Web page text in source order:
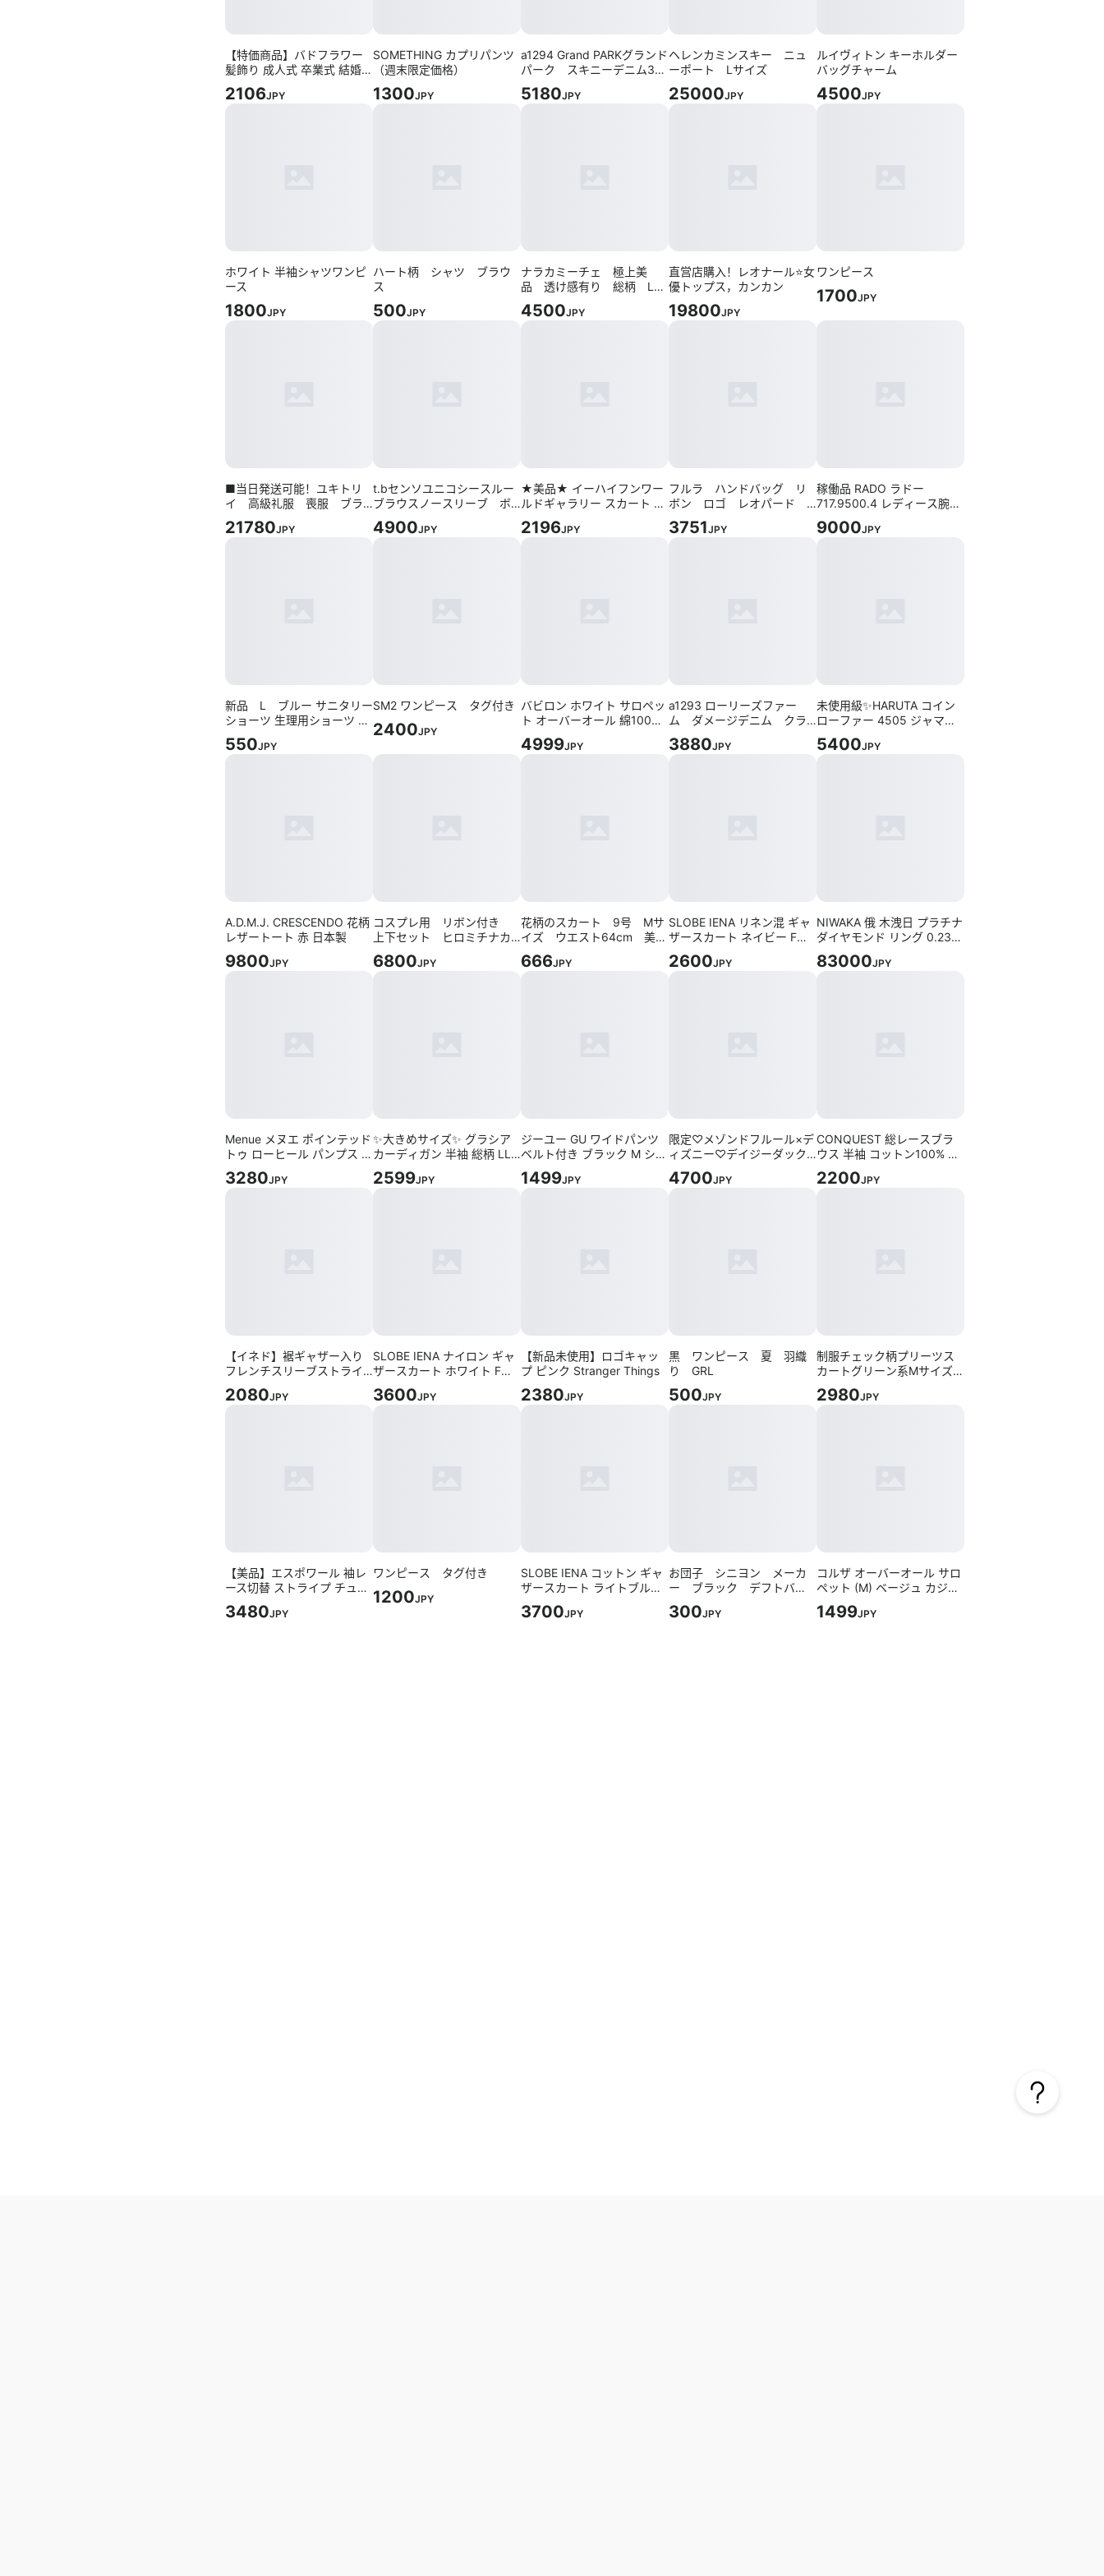
【特価商品】バドフラワー
髪飾り 成人式 卒業式 結婚式
お祭り 髪飾り 浴衣
2106JPY
SOMETHING カプリパンツ
（週末限定価格）
1300JPY
a1294 Grand PARKグランド
パーク スキニーデニム36
ヴィンテージ
5180JPY
ヘレンカミンスキー ニュ
ーポート Lサイズ
25000JPY
ルイヴィトン キーホルダー
バッグチャーム
4500JPY
ホワイト 半袖シャツワンピ
ース
1800JPY
ハート柄 シャツ ブラウ
ス
500JPY
ナラカミーチェ 極上美
品 透け感有り 総柄 Lサ
イズ ブラウス
4500JPY
直営店購入！レオナール⭐女
優トップス，カンカン
19800JPY
ワンピース
1700JPY
■当日発送可能！ユキトリ
イ 高級礼服 喪服 ブラ
ックフォーマル 大き目の7
号
21780JPY
t.bセンソユニコシースルー
ブラウスノースリーブ ボ
タン ベスト
4900JPY
★美品★ イーハイフンワー
ルドギャラリー スカート プ
リーツ クラシカル 春向け
2196JPY
フルラ ハンドバッグ リ
ボン ロゴ レオパード
ハラコ ブラック ラムレ
ザー
3751JPY
稼働品 RADO ラドー
717.9500.4 レディース腕時
計 クォーツ
9000JPY
新品 L ブルー サニタリー
ショーツ 生理用ショーツ 綿
生理下着 生理用品
550JPY
SM2 ワンピース タグ付き
2400JPY
バビロン ホワイト サロペッ
ト オーバーオール 綿100%
大人可愛い 白 F
4999JPY
a1293 ローリーズファー
ム ダメージデニム クラ
ッシュ加工 ヴィンテージ
古着
3880JPY
未使用級✨HARUTA コイン
ローファー 4505 ジャマイ
カ 24cm EEE ゆったりサイ
ズ
5400JPY
A.D.M.J. CRESCENDO 花柄
レザートート 赤 日本製
9800JPY
コスプレ用 リボン付き
上下セット ヒロミチナカ
ノ
6800JPY
花柄のスカート 9号 Mサ
イズ ウエスト64cm 美
品 裾上げの必要あり
666JPY
SLOBE IENA リネン混 ギャ
ザースカート ネイビー Fサ
イズ
2600JPY
NIWAKA 俄 木洩日 プラチナ
ダイヤモンド リング 0.23ct
9号
83000JPY
Menue メヌエ ポインテッド
トゥ ローヒール パンプス グ
リッター 23.5
3280JPY
✨大きめサイズ✨ グラシア
カーディガン 半袖 総柄 LL
レーヨン混 デイリー
2599JPY
ジーユー GU ワイドパンツ
ベルト付き ブラック M シン
プル きれいめ
1499JPY
限定♡メゾンドフルール×デ
ィズニー♡デイジーダック
♡ビジューリボンフリルバ
ッグ
4700JPY
CONQUEST 総レースブラ
ウス 半袖 コットン100% 38
ホワイト
2200JPY
【イネド】裾ギャザー入り
フレンチスリーブストライ
プブラウス（S）ホワイト
2080JPY
SLOBE IENA ナイロン ギャ
ザースカート ホワイト Fサ
イズ
3600JPY
【新品未使用】ロゴキャッ
プ ピンク Stranger Things
2380JPY
黒 ワンピース 夏 羽織
り GRL
500JPY
制服チェック柄プリーツス
カートグリーン系Mサイズ
リボン&ネクタイ付き
2980JPY
【美品】エスポワール 袖レ
ース切替 ストライプ チュニ
ック 七分袖 グレー L
3480JPY
ワンピース タグ付き
1200JPY
SLOBE IENA コットン ギャ
ザースカート ライトブルー
Fサイズ
3700JPY
お団子 シニヨン メーカ
ー ブラック デフトバ
ン ヘアアクセサリー リ
ボン 黒色
300JPY
コルザ オーバーオール サロ
ペット (M) ベージュ カジュ
アル 綿100%
1499JPY